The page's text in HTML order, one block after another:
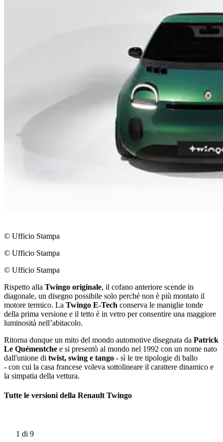
© Ufficio Stampa
© Ufficio Stampa
© Ufficio Stampa
Rispetto alla Twingo originale, il cofano anteriore scende in
diagonale, un disegno possibile solo perché non è più montato il
motore termico. La Twingo E-Tech conserva le maniglie tonde
della prima versione e il tetto è in vetro per consentire una maggiore
luminosità nell’abitacolo.
Ritorna dunque un mito del mondo automotive disegnata da Patrick
Le Quémentche e si presentò al mondo nel 1992 con un nome nato
dall'unione di twist, swing e tango - sì le tre tipologie di ballo
- con cui la casa francese voleva sottolineare il carattere dinamico e
la simpatia della vettura.
Tutte le versioni della Renault Twingo
1 di 9